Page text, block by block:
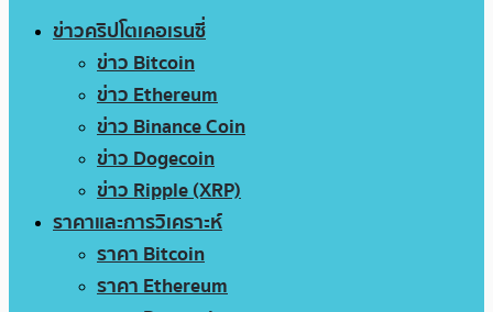
ข่าวคริปโตเคอเรนซี่
ข่าว Bitcoin
ข่าว Ethereum
ข่าว Binance Coin
ข่าว Dogecoin
ข่าว Ripple (XRP)
ราคาและการวิเคราะห์
ราคา Bitcoin
ราคา Ethereum